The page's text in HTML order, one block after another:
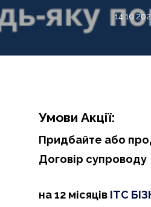
Умови Акції:
Придбайте або
Договір супроводу
на 12 місяців ІТС